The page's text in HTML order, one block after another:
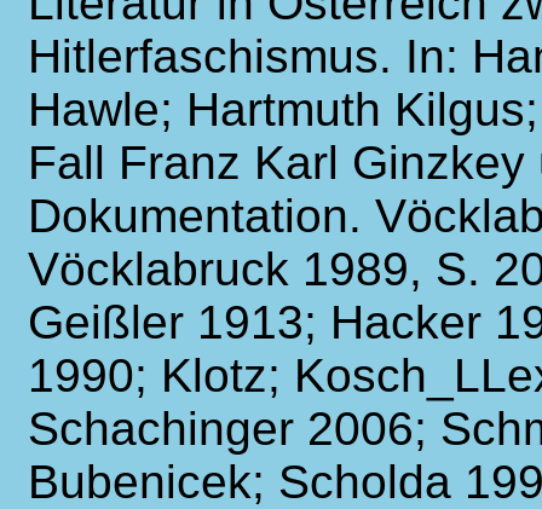
Hitlerfaschismus. In:
Hawle; Hartmuth
Fall Franz Karl
Dokumentation.
Vöcklabruck 1989, S.
Geißler 1913; Hacker
1990; Klotz;
Schachinger 2006;
Bubenicek; Scholda